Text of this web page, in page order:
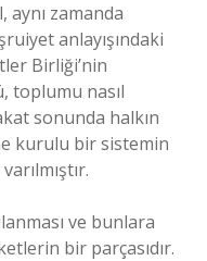
aynı zamanda
anlayışındaki
Birliği’nin
toplumu nasıl
sonunda halkın
kurulu bir sistemin
ve bunlara
bir parçasıdır.